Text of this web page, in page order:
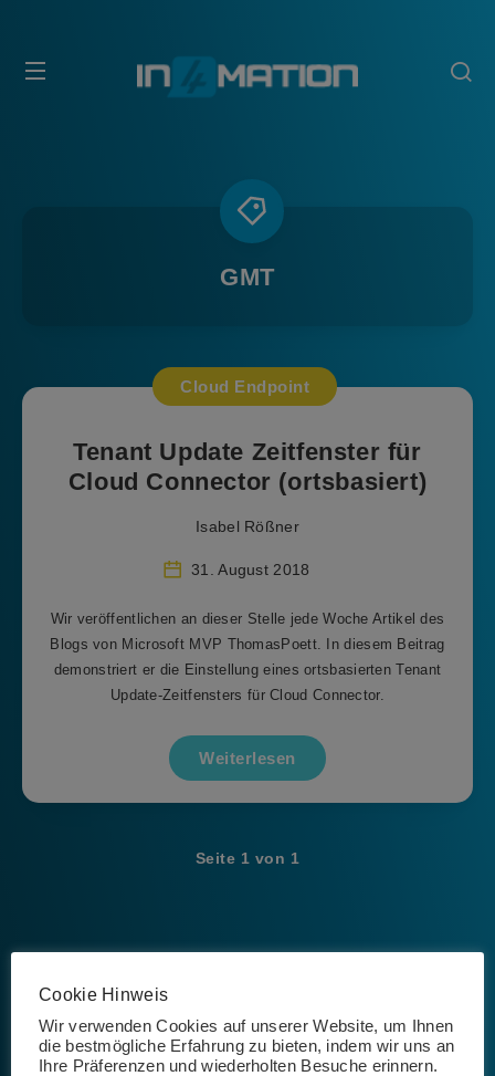
GMT
Cloud Endpoint
Tenant Update Zeitfenster für
Cloud Connector (ortsbasiert)
Isabel Rößner
31. August 2018
Wir veröffentlichen an dieser Stelle jede Woche Artikel des
Blogs von Microsoft MVP ThomasPoett. In diesem Beitrag
demonstriert er die Einstellung eines ortsbasierten Tenant
Update-Zeitfensters für Cloud Connector.
Weiterlesen
Seite 1 von 1
Schlagwörter
Cookie Hinweis
Wir verwenden Cookies auf unserer Website, um Ihnen
die bestmögliche Erfahrung zu bieten, indem wir uns an
Ihre Präferenzen und wiederholten Besuche erinnern.